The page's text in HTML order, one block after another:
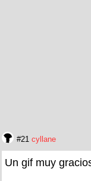
#21 cyllane
Un gif muy